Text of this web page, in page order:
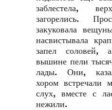
заблестела,
загорелись.
закуковала
насвистывала
запел соловей,
вышине пели
лады. Они,
хором встречали
слух, вместе с
нежили.